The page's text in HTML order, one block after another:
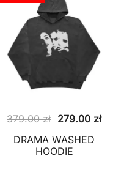
379.00zł Pierwotna
cena
wynosiła:
279.00 zł
DRAMA WASHED
HOODIE